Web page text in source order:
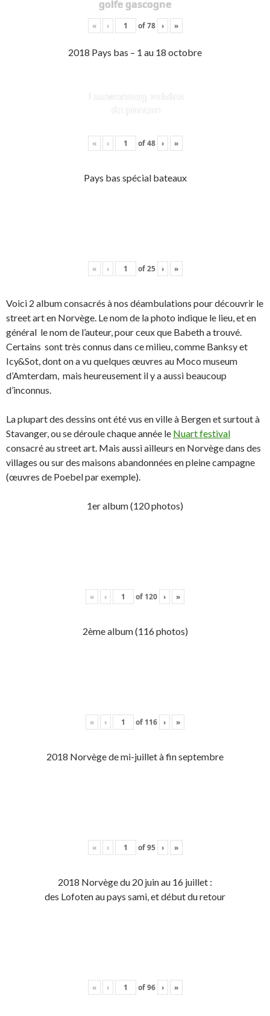
golfe gascogne
« ‹ of78 › »
2018 Pays bas – 1 au 18 octobre
Lauwersoog voisins
de ponton
« ‹ of48 › »
Pays bas spécial bateaux
« ‹ of25 › »
Voici 2 album consacrés à nos déambulations pour découvrir le
street art en Norvège. Le nom de la photo indique le lieu, et en
général le nom de l’auteur, pour ceux que Babeth a trouvé.
Certains sont très connus dans ce milieu, comme Banksy et
Icy&Sot, dont on a vu quelques œuvres au Moco museum
d’Amterdam, mais heureusement il y a aussi beaucoup
d’inconnus.
La plupart des dessins ont été vus en ville à Bergen et surtout à
Stavanger, ou se déroule chaque année le Nuart festival
consacré au street art. Mais aussi ailleurs en Norvège dans des
villages ou sur des maisons abandonnées en pleine campagne
(œuvres de Poebel par exemple).
1er album (120 photos)
« ‹ of 120 › »
2ème album (116 photos)
« ‹ of 116 › »
2018 Norvège de mi-juillet à fin septembre
« ‹ of95 › »
2018 Norvège du 20 juin au 16 juillet :
des Lofoten au pays sami, et début du retour
« ‹ of96 › »